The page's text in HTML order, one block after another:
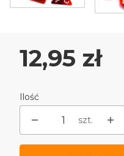
Cena
12,95 zł
Ilość
szt.